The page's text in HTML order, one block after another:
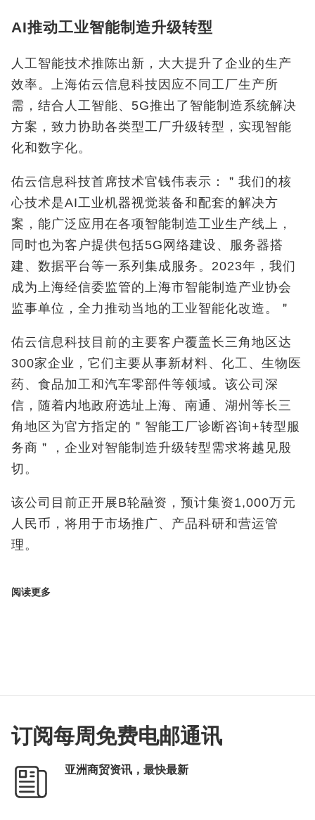
AI推动工业智能制造升级转型
人工智能技术推陈出新，大大提升了企业的生产
效率。上海佑云信息科技因应不同工厂生产所
需，结合人工智能、5G推出了智能制造系统解决
方案，致力协助各类型工厂升级转型，实现智能
化和数字化。
佑云信息科技首席技术官钱伟表示：＂我们的核
心技术是AI工业机器视觉装备和配套的解决方
案，能广泛应用在各项智能制造工业生产线上，
同时也为客户提供包括5G 网络建设、服务器搭
建、数据平台等一系列集成服务。 2023年，我们
成为上海经信委监管的上海市智能制造产业协会
监事单位，全力推动当地的工业智能化改造。＂
佑云信息科技目前的主要客户覆盖长三角地区达
300家企业，它们主要从事新材料、化工、生物医
药、食品加工和汽车零部件等领域。该公司深
信，随着内地政府选址上海、南通、湖州等长三
角地区为官方指定的＂智能工厂诊断咨询+转型服
务商＂，企业对智能制造升级转型需求将越见殷
切。
该公司目前正开展B轮融资，预计集资1,000万元
人民币，将用于市场推广、产品科研和营运管
理。
阅读更多
订阅每周免费电邮通讯
亚洲商贸资讯，最快最新